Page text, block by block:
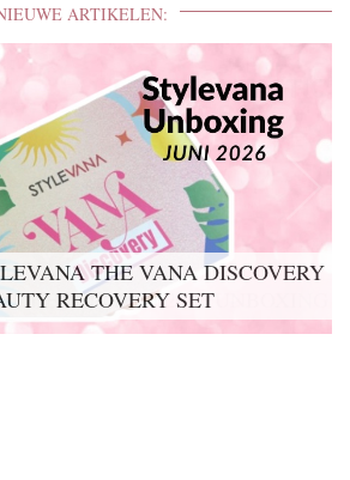
ARTIKELEN:
THE VANA DISCOVERY
RECOVERY SET